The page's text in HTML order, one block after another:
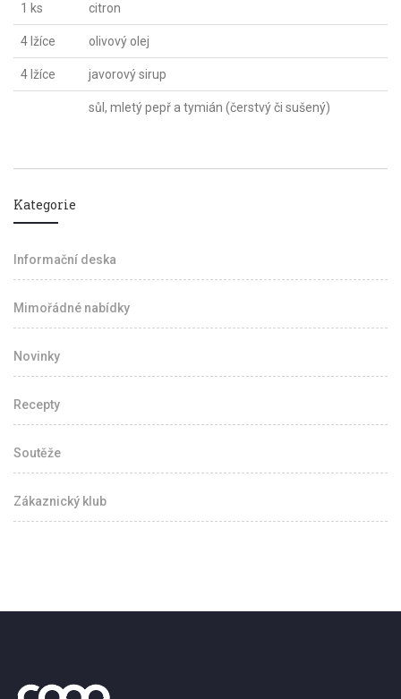
1 ks citron
4 lžíce olivový olej
4 lžíce javorový sirup
sůl, mletý pepř a tymián (čerstvý či sušený)
Kategorie
Informační deska
Mimořádné nabídky
Novinky
Recepty
Soutěže
Zákaznický klub